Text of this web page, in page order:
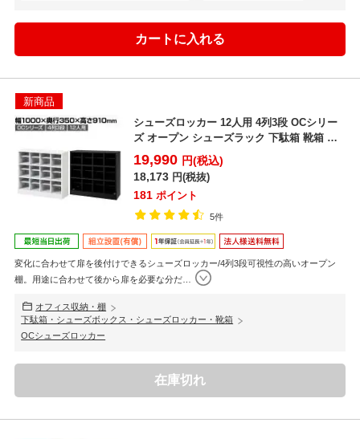
新商品
シューズロッカー 12人用 4列3段 OCシリー
ズ オープン シューズラック 下駄箱 靴箱 オ
フィス...
19,990 円(税込)
18,173 円(税抜)
181 ポイント
5件
変化に合わせて扉を後付けできるシューズロッカー/4列3段可視性の高いオープン
棚。用途に合わせて後から扉を必要な分だ…
オフィス収納・棚
下駄箱・シューズボックス・シューズロッカー・靴箱
OCシューズロッカー
在庫切れ